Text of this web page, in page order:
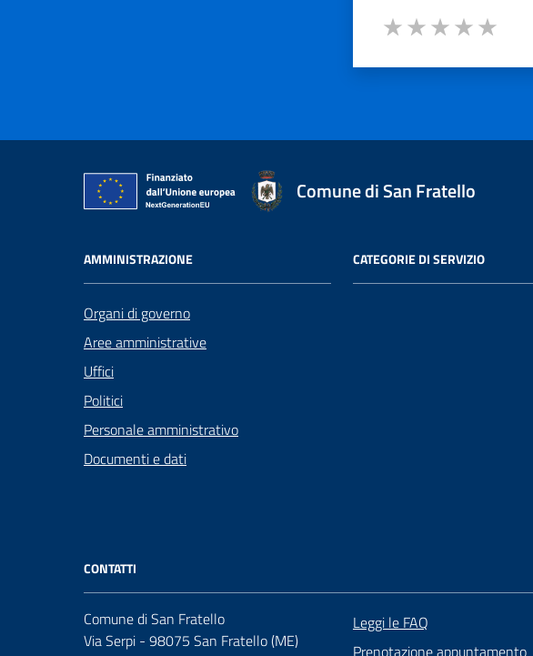
Valuta da 1 a 5 stelle la pagina
Comune di San Fratello
AMMINISTRAZIONE
Organi di governo
Aree amministrative
Uffici
Politici
Personale amministrativo
Documenti e dati
CATEGORIE DI SERVIZIO
CONTATTI
Comune di San Fratello
Via Serpi - 98075 San Fratello (ME)
Leggi le FAQ
Prenotazione appuntamento